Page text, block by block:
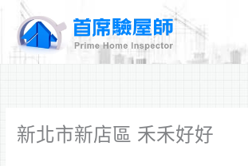
新北市新店區 禾禾好好